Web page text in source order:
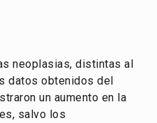
neoplasias, distintas al
datos obtenidos del
un aumento en la
salvo los